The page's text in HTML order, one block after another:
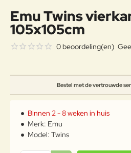
Emu Twins
105x105cm
Bestel met de vertrouwde
0 beoordeling(en)
Binnen 2 - 8 weken in huis
Merk: Emu
Model: Twins